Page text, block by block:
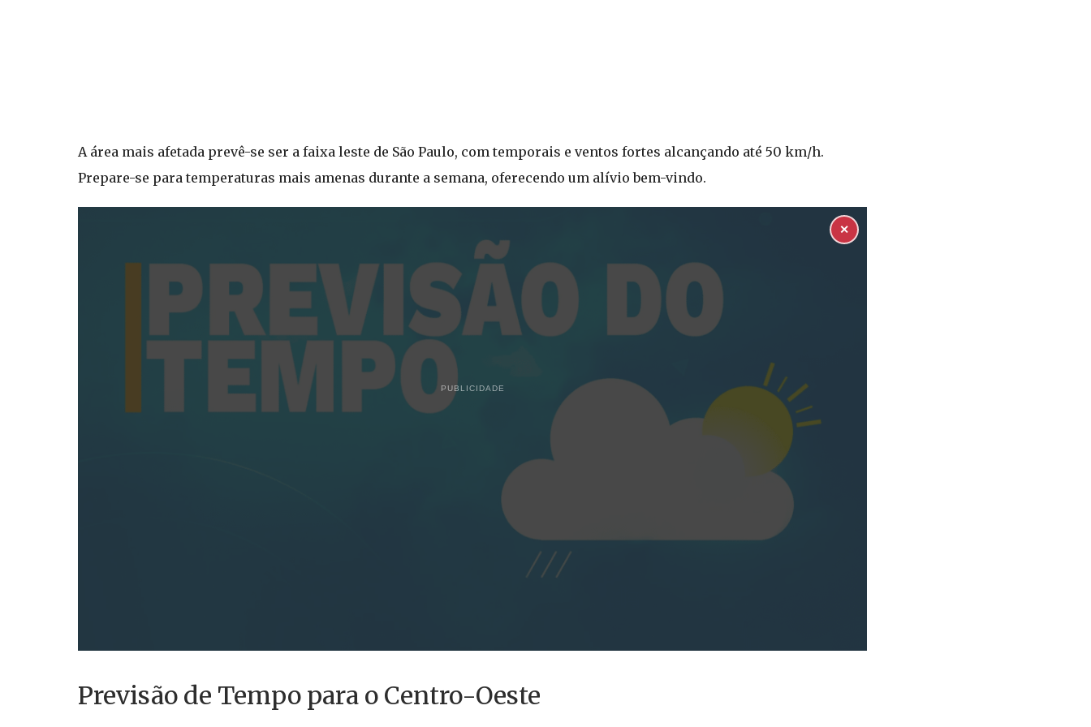
A área mais afetada prevê-se ser a faixa leste de São Paulo, com temporais e ventos fortes alcançando até 50 km/h.
Prepare-se para temperaturas mais amenas durante a semana, oferecendo um alívio bem-vindo.
PUBLICIDADE
✕
Previsão de Tempo para o Centro-Oeste